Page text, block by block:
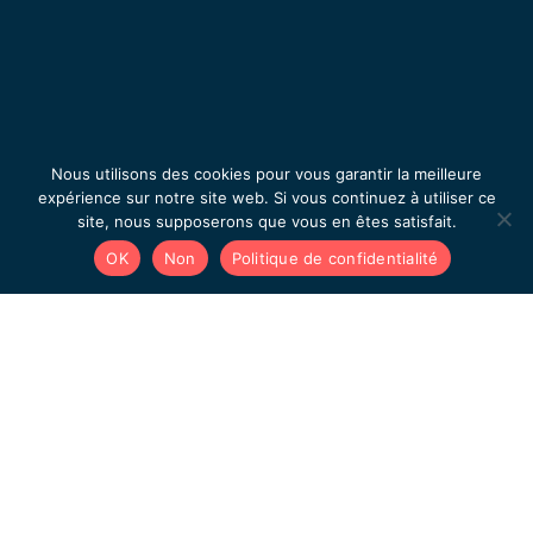
Nous utilisons des cookies pour vous garantir la meilleure
expérience sur notre site web. Si vous continuez à utiliser ce
site, nous supposerons que vous en êtes satisfait.
OK
Non Politique de confidentialité